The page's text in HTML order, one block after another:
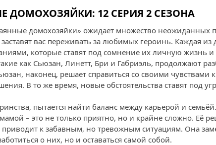
ДОМОХОЗЯЙКИ: 12 СЕРИЯ 2 СЕЗОНА
домохозяйки» ожидает множество неожиданных
вас переживать за любимых героинь. Каждая из
которые ставят под сомнение их личную жизнь и
как Сьюзан, Линетт, Бри и Габриэль, продолжают
наконец, решает справиться со своими чувствами
В то же время, новые обстоятельства ставят под
пытается найти баланс между карьерой и
– это не только приятно, но и крайне сложно. Её
к забавным, но тревожным ситуациям. Она
о них, но и оставаться самой собой.